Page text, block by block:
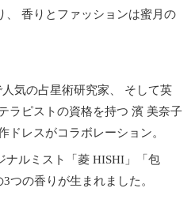
、 香りとファッションは蜜月の
人気の占星術研究家、 そして英
ラピストの資格を持つ 濱 美奈子
ドレスがコラボレーション。
ナルミスト「菱 HISHI」「包
つの香りが生まれました。